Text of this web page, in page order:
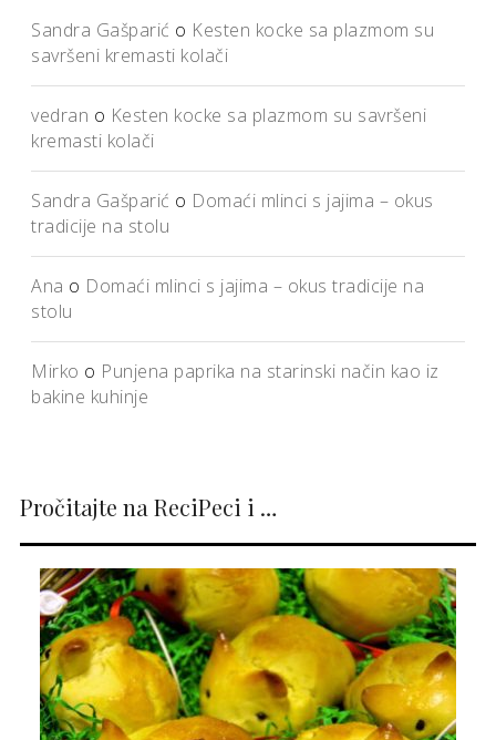
Sandra Gašparić o Kesten kocke sa plazmom su
savršeni kremasti kolači
vedran o Kesten kocke sa plazmom su savršeni
kremasti kolači
Sandra Gašparić o Domaći mlinci s jajima – okus
tradicije na stolu
Ana o Domaći mlinci s jajima – okus tradicije na
stolu
Mirko o Punjena paprika na starinski način kao iz
bakine kuhinje
Pročitajte na ReciPeci i …